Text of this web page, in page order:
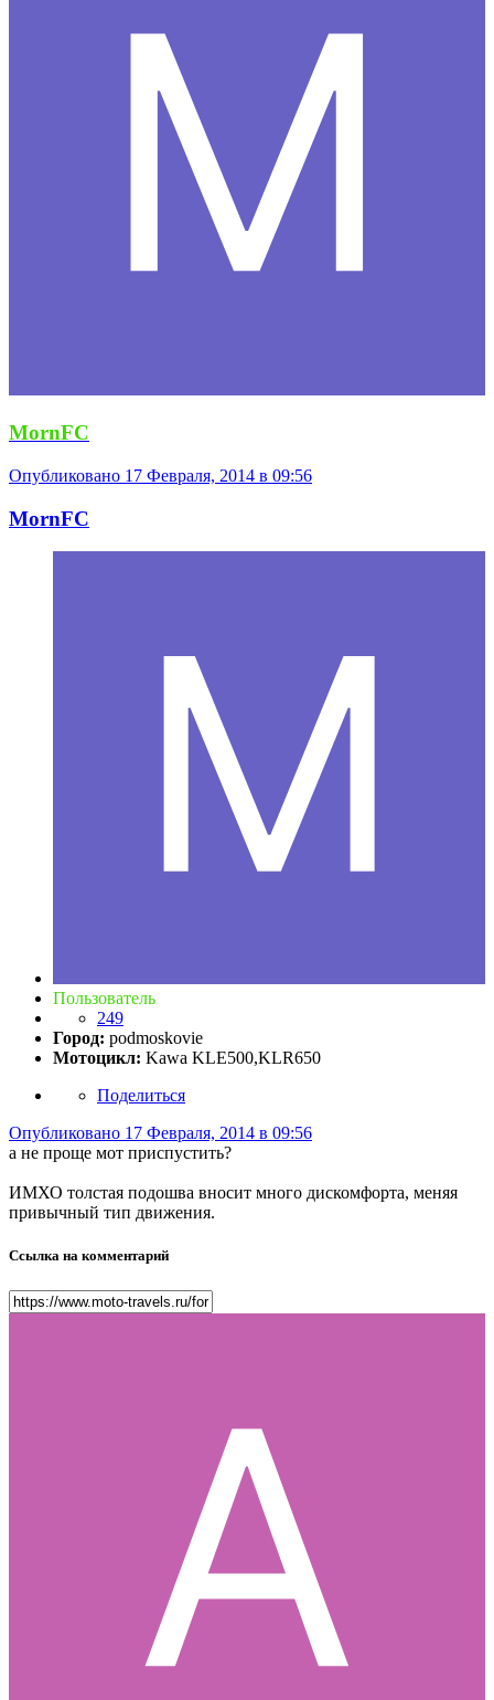
MornFC
Опубликовано 17 Февраля, 2014 в 09:56
MornFC
Пользователь
249
Город: podmoskovie
Мотоцикл: Kawa KLE500,KLR650
Поделиться
Опубликовано 17 Февраля, 2014 в 09:56
а не проще мот приспустить?
ИМХО толстая подошва вносит много дискомфорта, меняя
привычный тип движения.
Ссылка на комментарий